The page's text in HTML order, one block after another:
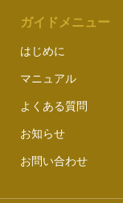
ガイドメニュー
はじめに
マニュアル
よくある質問
お知らせ
お問い合わせ